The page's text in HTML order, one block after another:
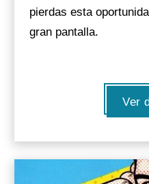
pierdas esta
gran pantalla.
Ver